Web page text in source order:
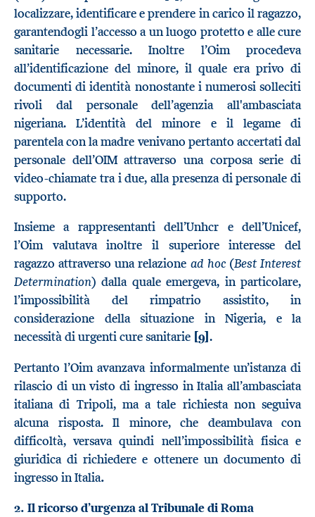
localizzare, identificare e prendere in carico il ragazzo,
garantendogli l’accesso a un luogo protetto e alle cure
sanitarie necessarie. Inoltre l’Oim procedeva
all’identificazione del minore, il quale era privo di
documenti di identità nonostante i numerosi solleciti
rivoli dal personale dell’agenzia all'ambasciata
nigeriana. L’identità del minore e il legame di
parentela con la madre venivano pertanto accertati dal
personale dell’OIM attraverso una corposa serie di
video-chiamate tra i due, alla presenza di personale di
supporto.
Insieme a rappresentanti dell’Unhcr e dell’Unicef,
l’Oim valutava inoltre il superiore interesse del
ragazzo attraverso una relazione ad hoc (Best Interest
Determination) dalla quale emergeva, in particolare,
l’impossibilità del rimpatrio assistito, in
considerazione della situazione in Nigeria, e la
necessità di urgenti cure sanitarie [9].
Pertanto l’Oim avanzava informalmente un’istanza di
rilascio di un visto di ingresso in Italia all’ambasciata
italiana di Tripoli, ma a tale richiesta non seguiva
alcuna risposta. Il minore, che deambulava con
difficoltà, versava quindi nell’impossibilità fisica e
giuridica di richiedere e ottenere un documento di
ingresso in Italia.
2. Il ricorso d’urgenza al Tribunale di Roma